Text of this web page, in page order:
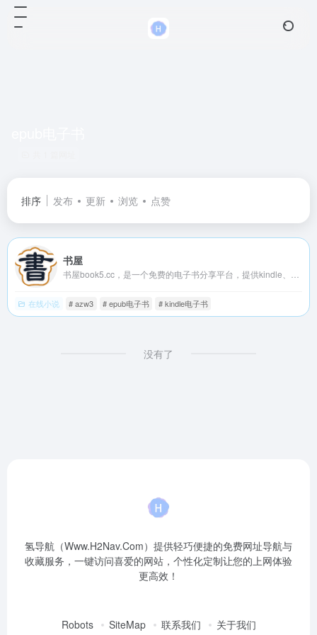
排序 发布 更新 浏览 点赞
书屋
在线小说 # azw3 # epub电子书 # kindle电子书
没有了
氢导航（Www.H2Nav.Com）提供轻巧便捷的免费网址导航与
收藏服务，一键访问喜爱的网站，个性化定制让您的上网体验
更高效！
Robots SiteMap 联系我们 关于我们